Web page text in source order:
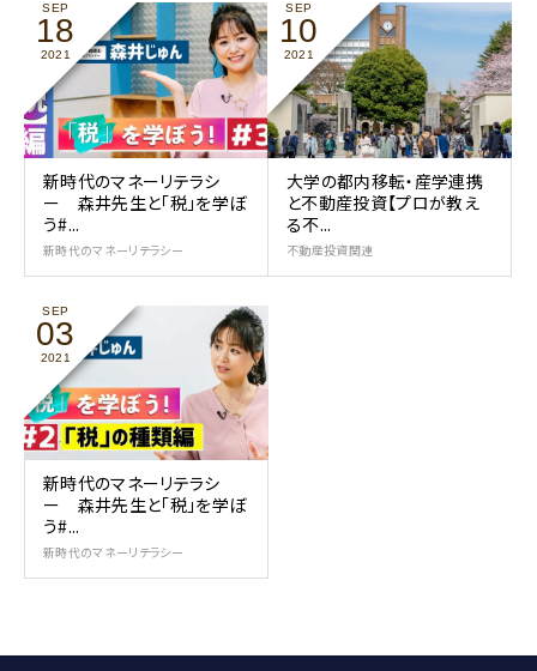
SEP
18
2021
新時代のマネーリテラシ
ー 森井先生と「税」を学ぼ
う#...
新時代のマネーリテラシー
SEP
10
2021
大学の都内移転・産学連携
と不動産投資【プロが教え
る不...
不動産投資関連
SEP
03
2021
新時代のマネーリテラシ
ー 森井先生と「税」を学ぼ
う#...
新時代のマネーリテラシー